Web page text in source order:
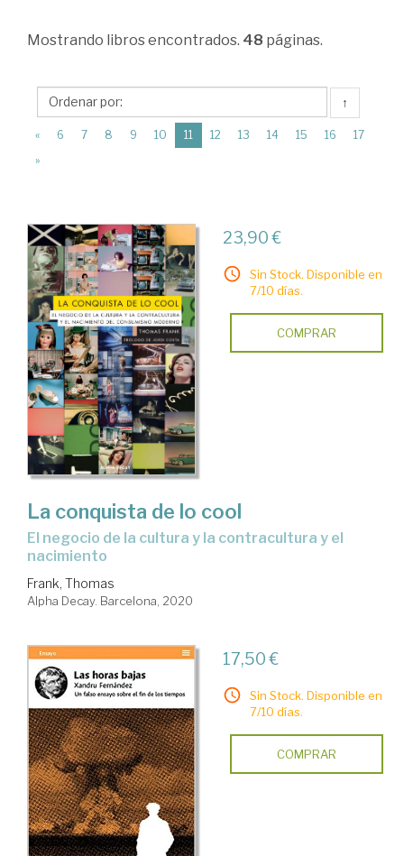
Contexto
de
la
vida
Mostrando libros encontrados. 48 páginas.
↑
« 6 7 8 9 10 11 (current)
12 13 14 15 16
17
»
23,90 €
Sin Stock. Disponible en
7/10 días.
COMPRAR
La conquista de lo cool
El negocio de la cultura y la contracultura y el
nacimiento
Frank, Thomas
Alpha Decay. Barcelona, 2020
17,50 €
Sin Stock. Disponible en
7/10 días.
COMPRAR